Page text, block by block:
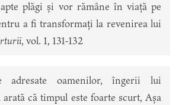
plăgi și vor rămâne în viață pe
a fi transformați la revenirea lui
, vol. 1, 131-132
adresate oamenilor, îngerii lui
arată că timpul este foarte scurt, Așa